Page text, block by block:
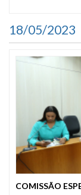
18/05/2023
COMISSÃO